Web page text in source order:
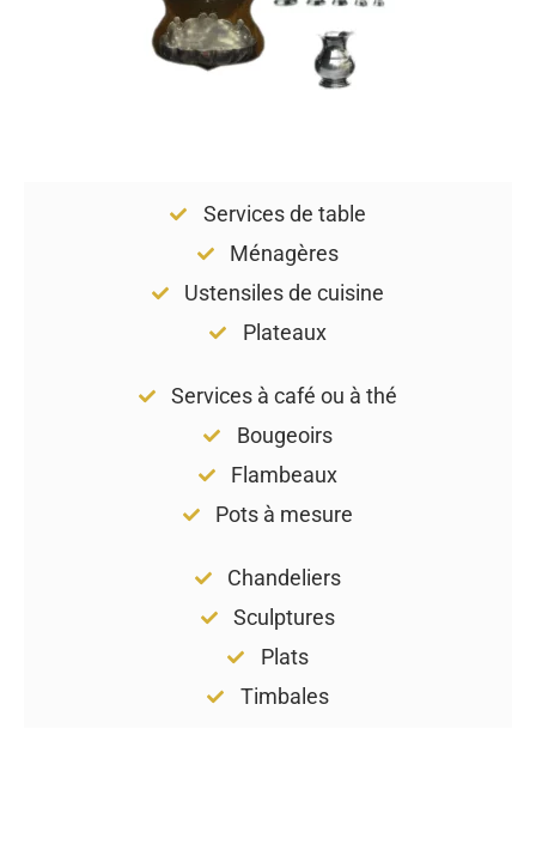
Ustensiles de cuisine
Plateaux
Flambeaux
Pots à mesure
Plats
Timbales
Antiquaire Brocanteur
à Saint-Leu-La-Foret